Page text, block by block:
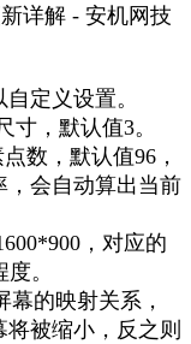
详解 - 安机网技
定义设置。
寸，默认值3。
数，默认值96，
，会自动算出当前
，对应的
。
幕的映射关系，
被缩小，反之则